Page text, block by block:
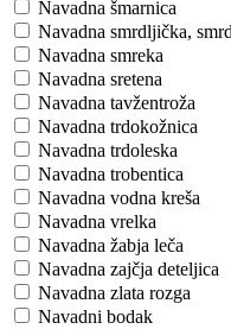
Navadna šmarnica
Navadna smrdljička,
Navadna smreka
Navadna sretena
Navadna tavžentroža
Navadna trdokožnica
Navadna trdoleska
Navadna trobentica
Navadna vodna kreša
Navadna vrelka
Navadna žabja leča
Navadna zajčja deteljica
Navadna zlata rozga
Navadni bodak